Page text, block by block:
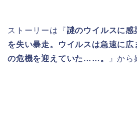
ストーリーは『謎のウイルスに感
を失い暴走。ウイルスは急速に広
の危機を迎えていた……。
』か